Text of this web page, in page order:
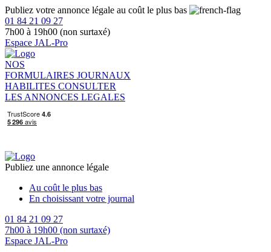
Publiez votre annonce légale au coût le plus bas
01 84 21 09 27
7h00 à 19h00 (non surtaxé)
Espace JAL-Pro
NOS
FORMULAIRES JOURNAUX
HABILITES CONSULTER
LES ANNONCES LEGALES
Publiez une annonce légale
Au coût le plus bas
En choisissant votre journal
01 84 21 09 27
7h00 à 19h00 (non surtaxé)
Espace JAL-Pro